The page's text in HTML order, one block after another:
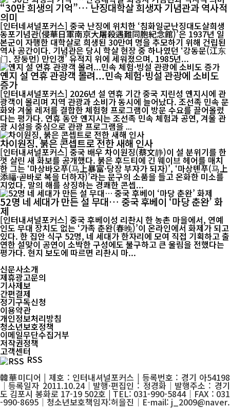
“30만 희생의 기억”… 난징대학살 희생자 기념관과 역사적
의미
[인터네셔널포커스] 중국 난징에 위치한 ‘침화일군난징대도살희생
동포기념관(侵華日軍南京大屠殺遇難同胞紀念館)’은 1937년 일
본군이 자행한 대학살로 희생된 30만여 명을 추모하기 위해 건립된
역사 공간이다. 기념관은 당시 학살 현장 중 하나였던 ‘강동문(江东
门, 장둥먼) 만인갱’ 유적지 위에 세워졌으며, 1985년...
옌지 설 연휴 관광객 몰려...민속 체험·빙설 관광에 소비도
증가
[인터내셔널포커스] 2026년 설 연휴 기간 중국 지린성 옌지시에 관
광객이 몰리며 지역 관광과 소비가 동시에 늘어났다. 조선족 민속 문
화와 겨울 레저를 결합한 체험형 프로그램이 방문 수요를 끌어올렸
다는 평가다. 연휴 동안 옌지시는 조선족 민속 체험과 공연, 겨울 관
광 시설을 중심으로 관광 프로그램을 ...
차이원징, 붉은 콘셉트로 전한 새해 인사
[인터내셔널포커스] 중국 배우 차이원징(蔡文静)이 설 분위기를 한
껏 살린 새 화보를 공개했다. 붉은 후드티에 긴 웨이브 헤어를 매치
한 그는 ‘마상바오푸(马上暴富·당장 부자가 되자)’, ‘마상톈푸(马上
添福·곧바로 복을 더하자)’라는 문구의 소품을 들고 온화한 미소를
지었다. 말의 해를 상징하는 경쾌한 콘셉...
52명 네 세대가 만든 설 무대… 중국 후베이 ‘마당 춘완’ 화
제
[인터내셔널포커스] 중국 후베이성 리촨시 한 농촌 마을에서, 연예
인도 무대 장치도 없는 ‘가족 춘완(春晚)’이 온라인에서 화제가 되고
있다. 한 집안 식구 52명, 네 세대가 한자리에 모여 직접 기획하고 출
연한 설맞이 공연이 소박한 구성에도 불구하고 큰 울림을 전했다는
평가다. 현지 보도에 따르면 리촨시 마...
신문사소개
제휴광고문의
기사제보
간편결제
정기구독신청
이용약관
개인정보처리방침
청소년보호정책
이메일무단수집거부
저작권정책
고객센터
RSS
韓華미디어 | 제호 : 인터내셔널포커스 | 등록번호 : 경기 아54198
│등록일자 2011.10.24│발행·편집인 : 정경화│발행주소 : 경기
도 김포시 봉화로 17-19 502호 | TEL: 031-990-5844│FAX : 031
-990-8695│청소년보호책임자:허을진│E-mail: j_2009@naver.